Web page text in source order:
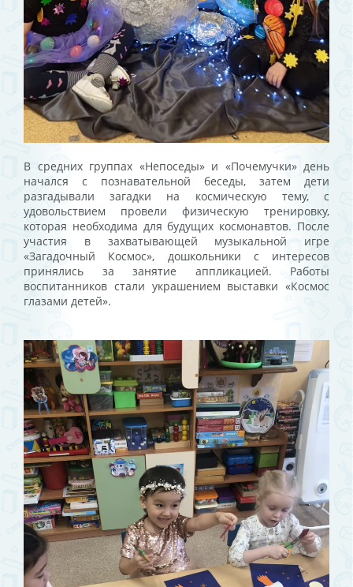
В средних группах «Непоседы» и «Почемучки» день
начался с познавательной беседы, затем дети
разгадывали загадки на космическую тему, с
удовольствием провели физическую тренировку,
которая необходима для будущих космонавтов. После
участия в захватывающей музыкальной игре
«Загадочный Космос», дошкольники с интересов
принялись за занятие аппликацией. Работы
воспитанников стали украшением выставки «Космос
глазами детей».